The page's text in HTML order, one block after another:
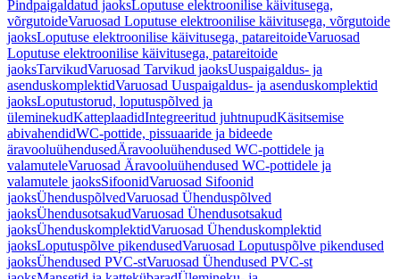
Pindpaigaldatud jaoksLoputuse elektroonilise käivitusega,
võrgutoideVaruosad Loputuse elektroonilise käivitusega, võrgutoide
jaoksLoputuse elektroonilise käivitusega, patareitoideVaruosad
Loputuse elektroonilise käivitusega, patareitoide
jaoksTarvikudVaruosad Tarvikud jaoksUuspaigaldus- ja
asenduskomplektidVaruosad Uuspaigaldus- ja asenduskomplektid
jaoksLoputustorud, loputuspõlved ja
üleminekudKatteplaadidIntegreeritud juhtnupudKäsitsemise
abivahendidWC-pottide, pissuaaride ja bideede
äravooluühendusedÄravooluühendused WC-pottidele ja
valamuteleVaruosad Äravooluühendused WC-pottidele ja
valamutele jaoksSifoonidVaruosad Sifoonid
jaoksÜhenduspõlvedVaruosad Ühenduspõlved
jaoksÜhendusotsakudVaruosad Ühendusotsakud
jaoksÜhenduskomplektidVaruosad Ühenduskomplektid
jaoksLoputuspõlve pikendusedVaruosad Loputuspõlve pikendused
jaoksÜhendused PVC-stVaruosad Ühendused PVC-st